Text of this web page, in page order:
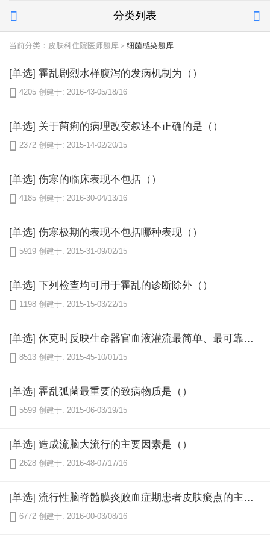
 分类列表 
当前分类：皮肤科住院医师题库＞ 细菌感染题库
[单选] 霍乱剧烈水样腹泻的发病机制为（）
 4205 创建于: 2016-43-05/18/16
[单选] 关于菌痢的病理改变叙述不正确的是（）
 2372 创建于: 2015-14-02/20/15
[单选] 伤寒的临床表现不包括（）
 4185 创建于: 2016-30-04/13/16
[单选] 伤寒极期的表现不包括哪种表现（）
 5919 创建于: 2015-31-09/02/15
[单选] 下列检查均可用于霍乱的诊断除外（）
 1198 创建于: 2015-15-03/22/15
[单选] 休克时反映生命器官血液灌流最简单、最可靠的指标是（）
 8513 创建于: 2015-45-10/01/15
[单选] 霍乱弧菌最重要的致病物质是（）
 5599 创建于: 2015-06-03/19/15
[单选] 造成流脑大流行的主要因素是（）
 2628 创建于: 2016-48-07/17/16
[单选] 流行性脑脊髓膜炎败血症期患者皮肤瘀点的主要病理基础是（）
 6772 创建于: 2016-00-03/08/16